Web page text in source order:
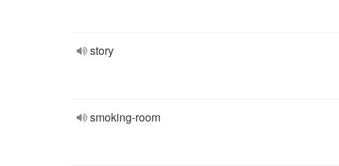
story
smoking-room